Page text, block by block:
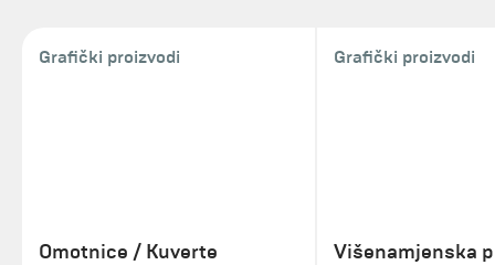
Grafički proizvodi
Omotnice / Kuverte
Grafički proizvodi
Višenamjenska